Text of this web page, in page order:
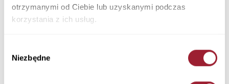
otrzymanymi od Ciebie lub uzyskanymi podczas
korzystania z ich usług.
zgody
Niezbędne
Kolory